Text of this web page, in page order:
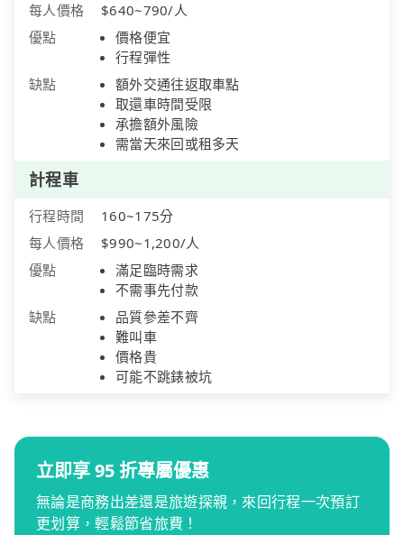
每人價格
$640~790/人
優點
價格便宜
行程彈性
缺點
額外交通往返取車點
取還車時間受限
承擔額外風險
需當天來回或租多天
計程車
行程時間
160~175分
每人價格
$990~1,200/人
優點
滿足臨時需求
不需事先付款
缺點
品質參差不齊
難叫車
價格貴
可能不跳錶被坑
立即享 95 折專屬優惠
無論是商務出差還是旅遊探親，來回行程一次預訂
更划算，輕鬆節省旅費！